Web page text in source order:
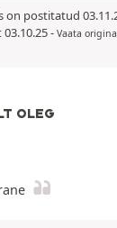
on postitatud
- Vaata
OLEG